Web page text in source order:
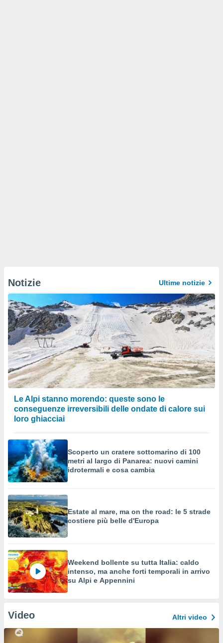
Notizie Ultime notizie
Le Alpi stanno morendo: queste sono le
conseguenze irreversibili delle ondate di calore sui
loro ghiacciai
Scoperto un cratere sottomarino di 100
metri al largo di Panarea: nuovi camini
idrotermali e cosa cambia
Estate al mare, ma on the road: le 5 strade
costiere più belle d'Europa
Weekend bollente su tutta Italia: caldo
intenso, ma anche forti temporali in arrivo
su Alpi e Appennini
Video Altri video